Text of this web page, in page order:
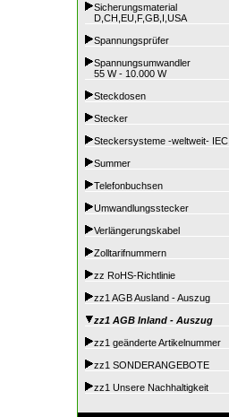
Sicherungsmaterial
D,CH,EU,F,GB,I,USA
Spannungsprüfer
Spannungsumwandler
55 W - 10.000 W
Steckdosen
Stecker
Steckersysteme -weltweit- IEC
Summer
Telefonbuchsen
Umwandlungsstecker
Verlängerungskabel
Zolltarifnummern
zz RoHS-Richtlinie
zz1 AGB Ausland - Auszug
zz1 AGB Inland - Auszug
zz1 geänderte Artikelnummer
zz1 SONDERANGEBOTE
zz1 Unsere Nachhaltigkeit